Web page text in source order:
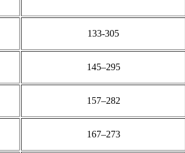
133-305
145–295
157–282
167–273